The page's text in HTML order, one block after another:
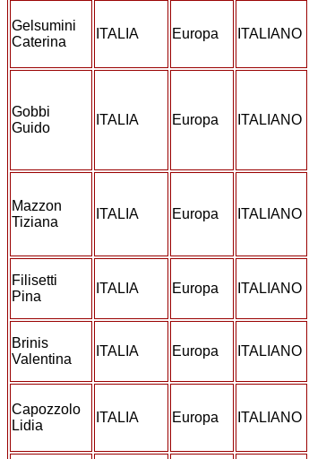
Gelsumini
Caterina
ITALIA Europa ITALIANO
Gobbi
Guido
ITALIA Europa ITALIANO
Mazzon
Tiziana
ITALIA Europa ITALIANO
Filisetti
Pina
ITALIA Europa ITALIANO
Brinis
Valentina
ITALIA Europa ITALIANO
Capozzolo
Lidia
ITALIA Europa ITALIANO